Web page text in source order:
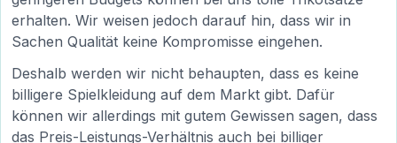
erhalten. Wir weisen jedoch darauf hin, dass wir in
Sachen Qualität keine Kompromisse eingehen.
Deshalb werden wir nicht behaupten, dass es keine
billigere Spielkleidung auf dem Markt gibt. Dafür
können wir allerdings mit gutem Gewissen sagen, dass
das Preis-Leistungs-Verhältnis auch bei billiger